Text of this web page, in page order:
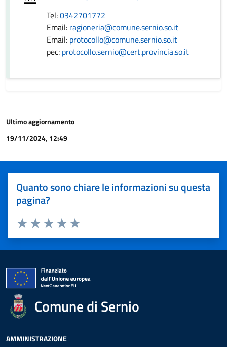
Tel:0342701772
Email: ragioneria@comune.sernio.so.it
Email: protocollo@comune.sernio.so.it
pec: protocollo.sernio@cert.provincia.so.it
Ultimo aggiornamento
19/11/2024, 12:49
Quanto sono chiare le informazioni su questa
pagina?
Valuta 5 stelle su 5
Valuta 4 stelle su 5
Valuta 3 stelle su 5
Valuta 2 stelle su 5
Valuta 1 stelle su 5
Comune di Sernio
AMMINISTRAZIONE